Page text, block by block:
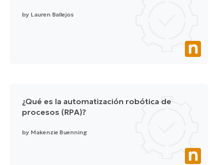
by Lauren Ballejos
¿Qué es la automatización robótica de
procesos (RPA)?
by Makenzie Buenning